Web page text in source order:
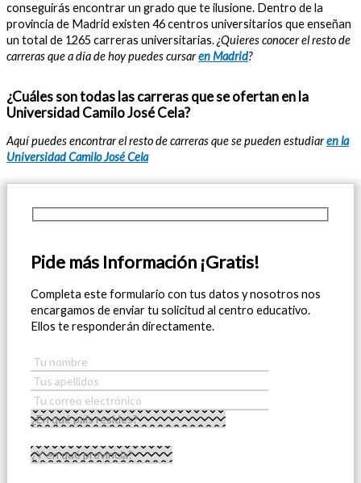
conseguirás encontrar un grado que te ilusione. Dentro de la
provincia de Madrid existen 46 centros universitarios que enseñan
un total de 1265 carreras universitarias.¿Quieres conocer el resto de
carreras que a día de hoy puedes cursaren Madrid?
¿Cuáles son todas las carreras que se ofertan en la
Universidad Camilo José Cela?
Aquí puedes encontrar el resto de carreras que se pueden estudiaren la
Universidad Camilo José Cela
Pide más Información ¡Gratis!
Completa este formulario con tus datos y nosotros nos
encargamos de enviar tu solicitud al centro educativo.
Ellos te responderán directamente.